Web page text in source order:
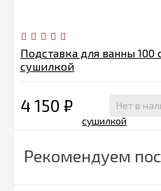
Подставка для ванны 100
сушилкой
4 150 ₽ Нет в
Рекомендуем